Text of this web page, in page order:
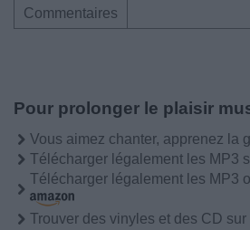
Commentaires
Pour prolonger le plaisir
Vous aimez chanter, apprenez la
Télécharger légalement les MP3
Télécharger légalement les MP3
Trouver des vinyles et des CD sur